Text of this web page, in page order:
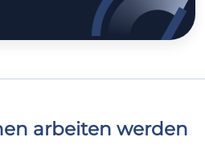
arbeiten werden